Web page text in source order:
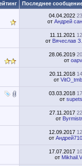
Последнее
04.04.2022
от Андрей сан
11.11.2021
от Вячеслав З.
28.06.2019
от oapv
20.11.2018
от VitO_tmb
03.03.2018
от supets
27.11.2017
от Byrmistr
12.09.2017
от Андрей710
17.07.2017
от Mikhail.V